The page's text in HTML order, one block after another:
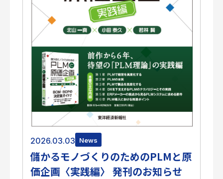
2026.03.03 News
儲かるモノづくりのためのPLMと原
価企画〈実践編〉 発刊のお知らせ